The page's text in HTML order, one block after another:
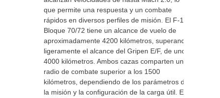
que permite una respuesta y un combate
rápidos en diversos perfiles de misión. El F-16
Bloque 70/72 tiene un alcance de vuelo de
aproximadamente 4200 kilómetros, superando
ligeramente el alcance del Gripen E/F, de unos
4000 kilómetros. Ambos cazas comparten un
radio de combate superior a los 1500
kilómetros, dependiendo de los parámetros de
la misión y la configuración de la carga útil. El